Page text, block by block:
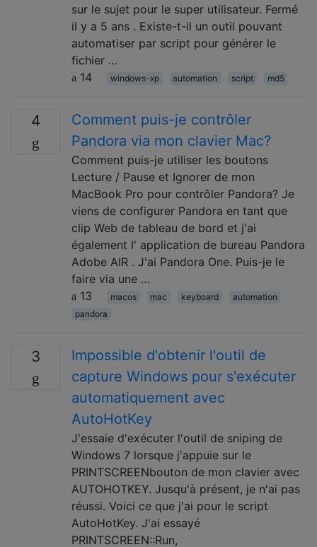
sur le sujet pour le super utilisateur. Fermé
il y a 5 ans . Existe-t-il un outil pouvant
automatiser par script pour générer le
fichier …
14
windows-xp automation script md5
4
Comment puis-je contrôler
Pandora via mon clavier Mac?
Comment puis-je utiliser les boutons
Lecture / Pause et Ignorer de mon
MacBook Pro pour contrôler Pandora? Je
viens de configurer Pandora en tant que
clip Web de tableau de bord et j'ai
également l' application de bureau Pandora
Adobe AIR . J'ai Pandora One. Puis-je le
faire via une …
13
macos mac keyboard
automation
pandora
3
Impossible d'obtenir l'outil de
capture Windows pour s'exécuter
automatiquement avec
AutoHotKey
J'essaie d'exécuter l'outil de sniping de
Windows 7 lorsque j'appuie sur le
PRINTSCREENbouton de mon clavier avec
AUTOHOTKEY. Jusqu'à présent, je n'ai pas
réussi. Voici ce que j'ai pour le script
AutoHotKey. J'ai essayé
PRINTSCREEN::Run,